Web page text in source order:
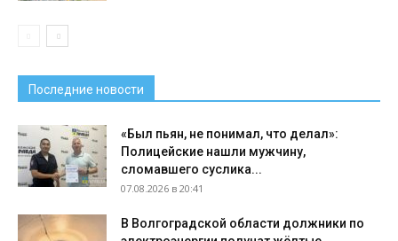
Последние новости
«Был пьян, не понимал, что делал»:
Полицейские нашли мужчину,
сломавшего суслика...
07.08.2026 в 20:41
В Волгоградской области должники по